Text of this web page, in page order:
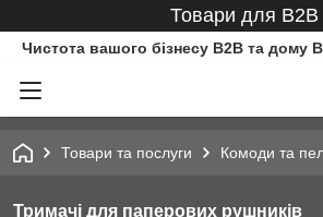
Товари для B2B
Чистота вашого бізнесу B2B та дому
Товари та послуги Комоди та
Тримачі для паперових рушників